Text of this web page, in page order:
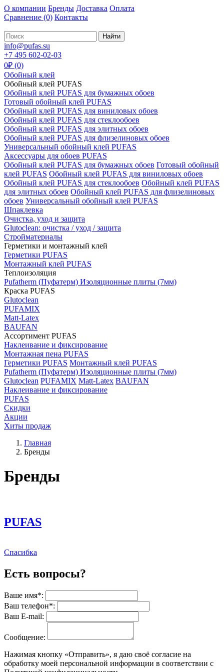
О компании Бренды Доставка Оплата
Сравнение (0) Контакты
Найти
info@pufas.su
+7 495 602-02-03
0₽ (0)
Обойный клей
Обойный клей PUFAS
Обойный клей PUFAS для бумажных обоев
Готовый обойный клей PUFAS
Обойный клей PUFAS для виниловых обоев
Обойный клей PUFAS для стеклообоев
Обойный клей PUFAS для элитных обоев
Обойный клей PUFAS для флизелиновых обоев
Универсальный обойный клей PUFAS
Аксессуары для обоев PUFAS
Обойный клей PUFAS для бумажных обоев Готовый обойный
клей PUFAS Обойный клей PUFAS для виниловых обоев
Обойный клей PUFAS для стеклообоев Обойный клей PUFAS
для элитных обоев Обойный клей PUFAS для флизелиновых
обоев Универсальный обойный клей PUFAS
Шпаклевка
Очистка, уход и защита
Glutoclean: очистка / уход / защита
Стройматериалы
Герметики и монтажный клей
Герметики PUFAS
Монтажный клей PUFAS
Теплоизоляция
Pufatherm (Пуфатерм) Изоляционные плиты (7мм)
Краска PUFAS
Glutoclean
PUFAMIX
Matt-Latex
BAUFAN
Ассортимент PUFAS
Наклеивание и фиксирование
Монтажная пена PUFAS
Герметики PUFAS Монтажный клей PUFAS
Pufatherm (Пуфатерм) Изоляционные плиты (7мм)
Glutoclean PUFAMIX Matt-Latex BAUFAN
Наклеивание и фиксирование
PUFAS
Скидки
Акции
Хиты продаж
Главная
Бренды
Бренды
PUFAS
Спасибка
Есть вопросы?
Ваше имя*:
Ваш телефон*:
Ваш E-mail:
Сообщение:
Нажимая кнопку «Отправить», я даю своё согласие на
обработку моей персональной информации в соответствии с